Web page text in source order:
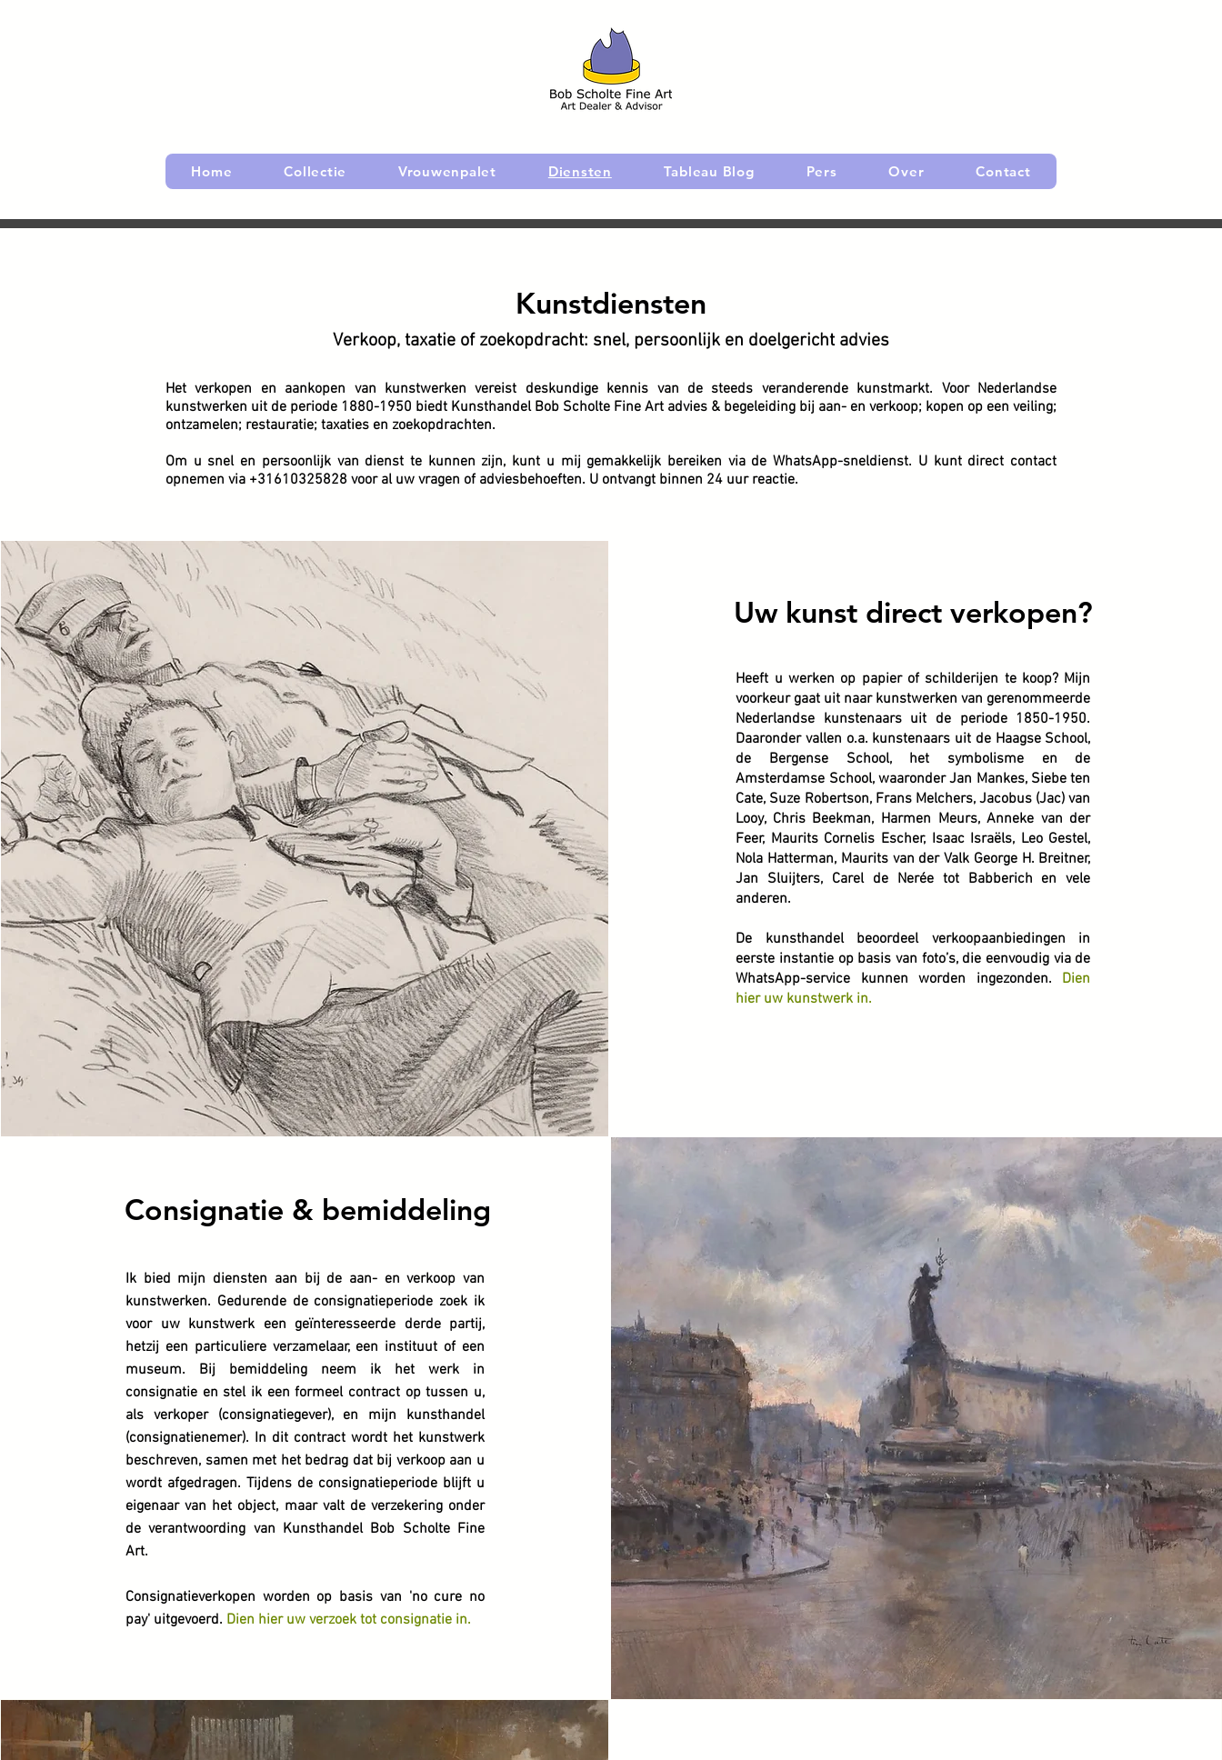
Home Collectie Vrouwenpalet Diensten Tableau Blog Pers Over Contact
Kunstdiensten
Verkoop, taxatie of zoekopdracht: snel, persoonlijk en doelgericht advies
Het verkopen en aankopen van kunstwerken vereist deskundige kennis van de steeds veranderende kunstmarkt. Voor Nederlandse
kunstwerken uit de periode 1880-1950 biedt Kunsthandel Bob Scholte Fine Art advies & begeleiding bij aan- en verkoop; kopen op een veiling;
ontzamelen; restauratie; taxaties en zoekopdrachten.
Om u snel en persoonlijk van dienst te kunnen zijn, kunt u mij gemakkelijk bereiken via de WhatsApp-sneldienst. U kunt direct contact
opnemen via +31610325828 voor al uw vragen of adviesbehoeften. U ontvangt binnen 24 uur reactie.
Consignatie & bemiddeling
Ik bied mijn diensten aan bij de aan- en verkoop van
kunstwerken. Gedurende de consignatieperiode zoek ik
voor uw kunstwerk een geïnteresseerde derde partij,
hetzij een particuliere verzamelaar, een instituut of een
museum. Bij bemiddeling neem ik het werk in
consignatie en stel ik een formeel contract op tussen u,
als verkoper (consignatiegever), en mijn kunsthandel
(consignatienemer). In dit contract wordt het kunstwerk
beschreven, samen met het bedrag dat bij verkoop aan u
wordt afgedragen. Tijdens de consignatieperiode blijft u
eigenaar van het object, maar valt de verzekering onder
de verantwoording van Kunsthandel Bob Scholte Fine
Art.
Consignatieverkopen worden op basis van 'no cure no
pay' uitgevoerd. Dien hier uw verzoek tot consignatie in.
Uw kunst direct verkopen?
Heeft u werken op papier of schilderijen te koop? Mijn
voorkeur gaat uit naar kunstwerken van gerenommeerde
Nederlandse kunstenaars uit de periode 1850-1950.
Daaronder vallen o.a. kunstenaars uit de Haagse School,
de Bergense School, het symbolisme en de
Amsterdamse School, waaronderJan Mankes, Siebe ten
Cate, Suze Robertson, Frans Melchers, Jacobus (Jac) van
Looy, Chris Beekman, Harmen Meurs, Anneke van der
Feer, Maurits Cornelis Escher, Isaac Israëls, Leo Gestel,
Nola Hatterman, Maurits van der Valk George H. Breitner,
Jan Sluijters, Carel de Nerée tot Babberich en vele
anderen.
De kunsthandel beoordeel verkoopaanbiedingen in
eerste instantie op basis van foto’s, die eenvoudig via de
WhatsApp-service kunnen worden ingezonden.
Dien
hier uw kunstwerk in.